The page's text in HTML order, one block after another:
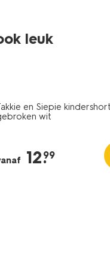
leuk
en Siepie
wit
12.
99